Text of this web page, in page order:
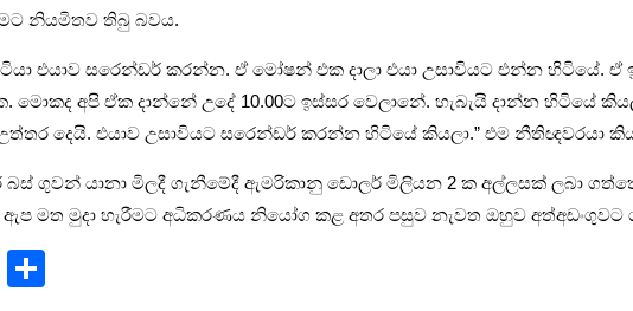
නියමිතව තිබු බවය.
එයාව සරෙන්ඩර් කරන්න. ඒ මෝෂන් එක දාලා එයා උසාවියට එන්න
අපි ඒක දාන්නේ උදේ 10.00ට ඉස්සර වෙලානේ. හැබැයි දාන්න හිටියේ
දෙයි. එයාව උසාවියට සරෙන්ඩර් කරන්න හිටියේ කියලා.” එම නීතිඥවරයා
බස් ගුවන් යානා මිලදී ගැනීමේදී ඇමරිකානු ඩොලර් මිලියන 2 ක අල්ලසක් ලබා
ඇප මත මුදා හැරීමට අධිකරණය නියෝග කළ අතර පසුව නැවත ඔහුව
X